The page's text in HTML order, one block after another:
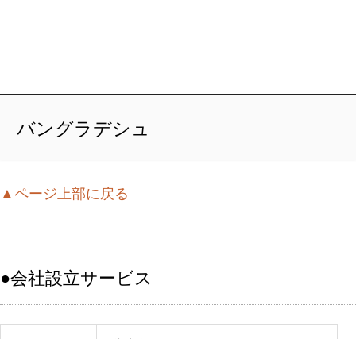
バングラデシュ
▲ページ上部に戻る
●会社設立サービス